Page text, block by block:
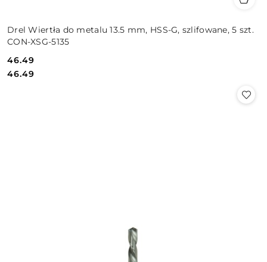
Drel Wiertła do metalu 13.5 mm, HSS-G, szlifowane, 5 szt.
CON-XSG-5135
Cena:
46.49
Cena:
46.49